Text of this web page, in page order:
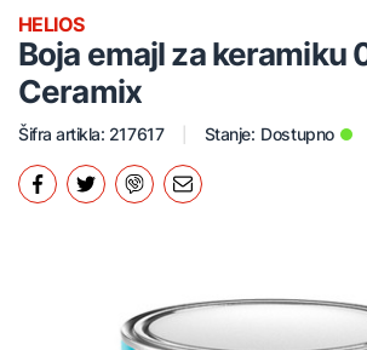
Boja emajl za keramiku
Ceramix
HELIOS
Šifra artikla: 217617 Stanje: Dostupno